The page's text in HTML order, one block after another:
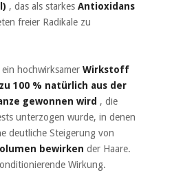
, das als starkesAntioxidans
freier Radikale zu
ein hochwirksamerWirkstoff
100 % natürlich aus der
gewonnen wird , die
unterzogen wurde, in denen
deutliche Steigerung von
bewirken der Haare.
Wirkung.